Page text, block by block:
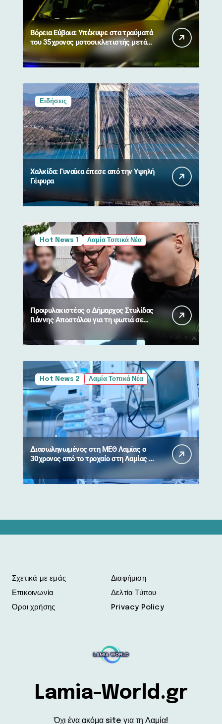
Βόρεια Εύβοια: Υπέκυψε στα τραύματά
του 35χρονος μοτοσικλετιστής μετά
από σύγκρουση με αγριογούρουνο
Ειδήσεις
Χαλκίδα: Γυναίκα έπεσε από την Υψηλή
Γέφυρα
Hot News 1 Λαμία Τοπικά Νέα
Προφυλακιστέος ο Δήμαρχος Στυλίδας
Γιάννης Αποστόλου για τη φωτιά σε
Hot News 2 Λαμία Τοπικά Νέα
Διασωληνωμένος στη ΜΕΘ Λαμίας ο
30χρονος από το τροχαίο στη Λαμίας –
Σχετικά με εμάς
Επικοινωνία
Όροι χρήσης
Διαφήμιση
Δελτία Τύπου
Privacy Policy
Lamia-World.gr
Όχι ένα ακόμα site για τη Λαμία!